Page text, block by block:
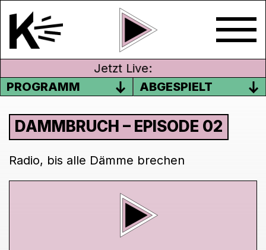
Jetzt Live:
PROGRAMM
ABGESPIELT
DAMMBRUCH – EPISODE 02
Radio, bis alle Dämme brechen